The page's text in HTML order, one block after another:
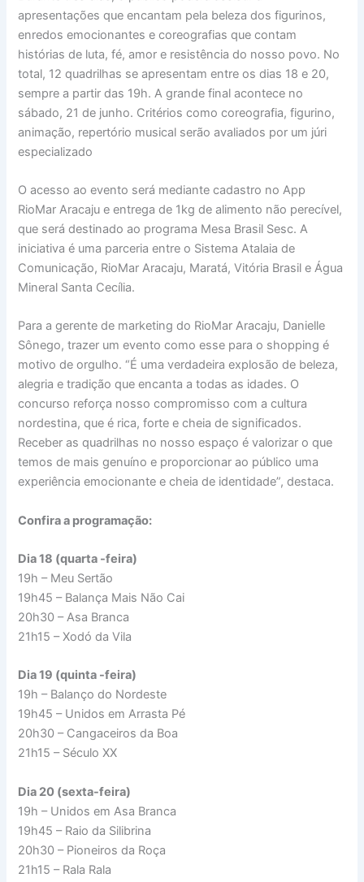
apresentações que encantam pela beleza dos figurinos,
enredos emocionantes e coreografias que contam
histórias de luta, fé, amor e resistência do nosso povo. No
total, 12 quadrilhas se apresentam entre os dias 18 e 20,
sempre a partir das 19h. A grande final acontece no
sábado, 21 de junho. Critérios como coreografia, figurino,
animação, repertório musical serão avaliados por um júri
especializado
O acesso ao evento será mediante cadastro no App
RioMar Aracaju e entrega de 1kg de alimento não perecível,
que será destinado ao programa Mesa Brasil Sesc. A
iniciativa é uma parceria entre o Sistema Atalaia de
Comunicação, RioMar Aracaju, Maratá, Vitória Brasil e Água
Mineral Santa Cecília.
Para a gerente de marketing do RioMar Aracaju, Danielle
Sônego, trazer um evento como esse para o shopping é
motivo de orgulho. “É uma verdadeira explosão de beleza,
alegria e tradição que encanta a todas as idades. O
concurso reforça nosso compromisso com a cultura
nordestina, que é rica, forte e cheia de significados.
Receber as quadrilhas no nosso espaço é valorizar o que
temos de mais genuíno e proporcionar ao público uma
experiência emocionante e cheia de identidade”, destaca.
Confira a programação:
Dia 18 (quarta -feira)
19h – Meu Sertão
19h45 – Balança Mais Não Cai
20h30 – Asa Branca
21h15 – Xodó da Vila
Dia 19 (quinta -feira)
19h – Balanço do Nordeste
19h45 – Unidos em Arrasta Pé
20h30 – Cangaceiros da Boa
21h15 – Século XX
Dia 20 (sexta-feira)
19h – Unidos em Asa Branca
19h45 – Raio da Silibrina
20h30 – Pioneiros da Roça
21h15 – Rala Rala